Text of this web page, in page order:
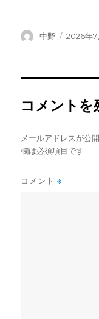
投
中野
投
2026年7
コメントを
メールアドレスが公
欄は必須項目です
コメント※